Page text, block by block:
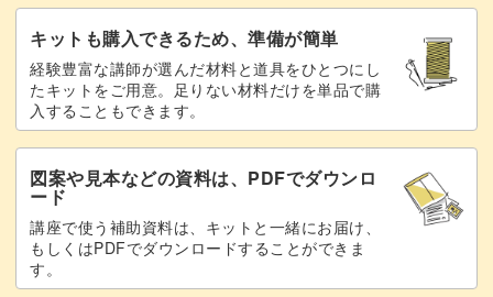
キットも購入できるため、準備が簡単
経験豊富な講師が選んだ材料と道具をひとつにし
たキットをご用意。足りない材料だけを単品で購
入することもできます。
図案や見本などの資料は、PDFでダウンロ
ード
講座で使う補助資料は、キットと一緒にお届け、
もしくはPDFでダウンロードすることができま
す。